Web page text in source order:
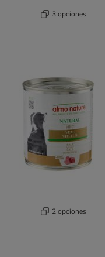
3 opciones
2 opciones